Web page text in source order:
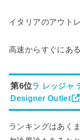
イタリアのアウト
高速からすぐにあ
第6位ラ レッジャ
Designer Outlet
ランキングはあく